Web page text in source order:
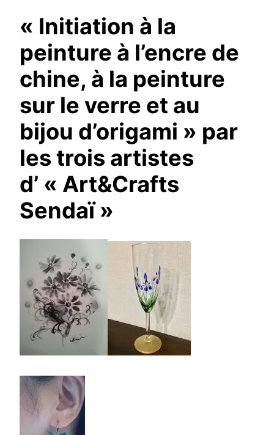
« Initiation à la
peinture à l’encre de
chine, à la peinture
sur le verre et au
bijou d’origami » par
les trois artistes
d’ « Art&Crafts
Sendaï »